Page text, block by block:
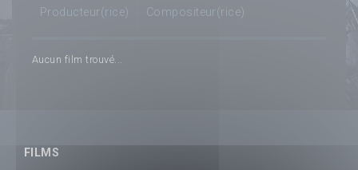
Producteur(rice) Compositeur(rice)
Aucun film trouvé...
FILMS